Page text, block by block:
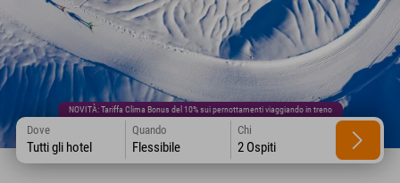
NOVITÀ: Tariffa Clima Bonus del 10% sui pernottamenti viaggiando in treno
Dove
Tutti gli hotel
Quando
Flessibile
Chi
2 Ospiti